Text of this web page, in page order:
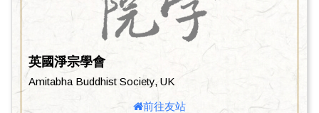
英國淨宗學會
Amitabha Buddhist Society, UK
前往友站